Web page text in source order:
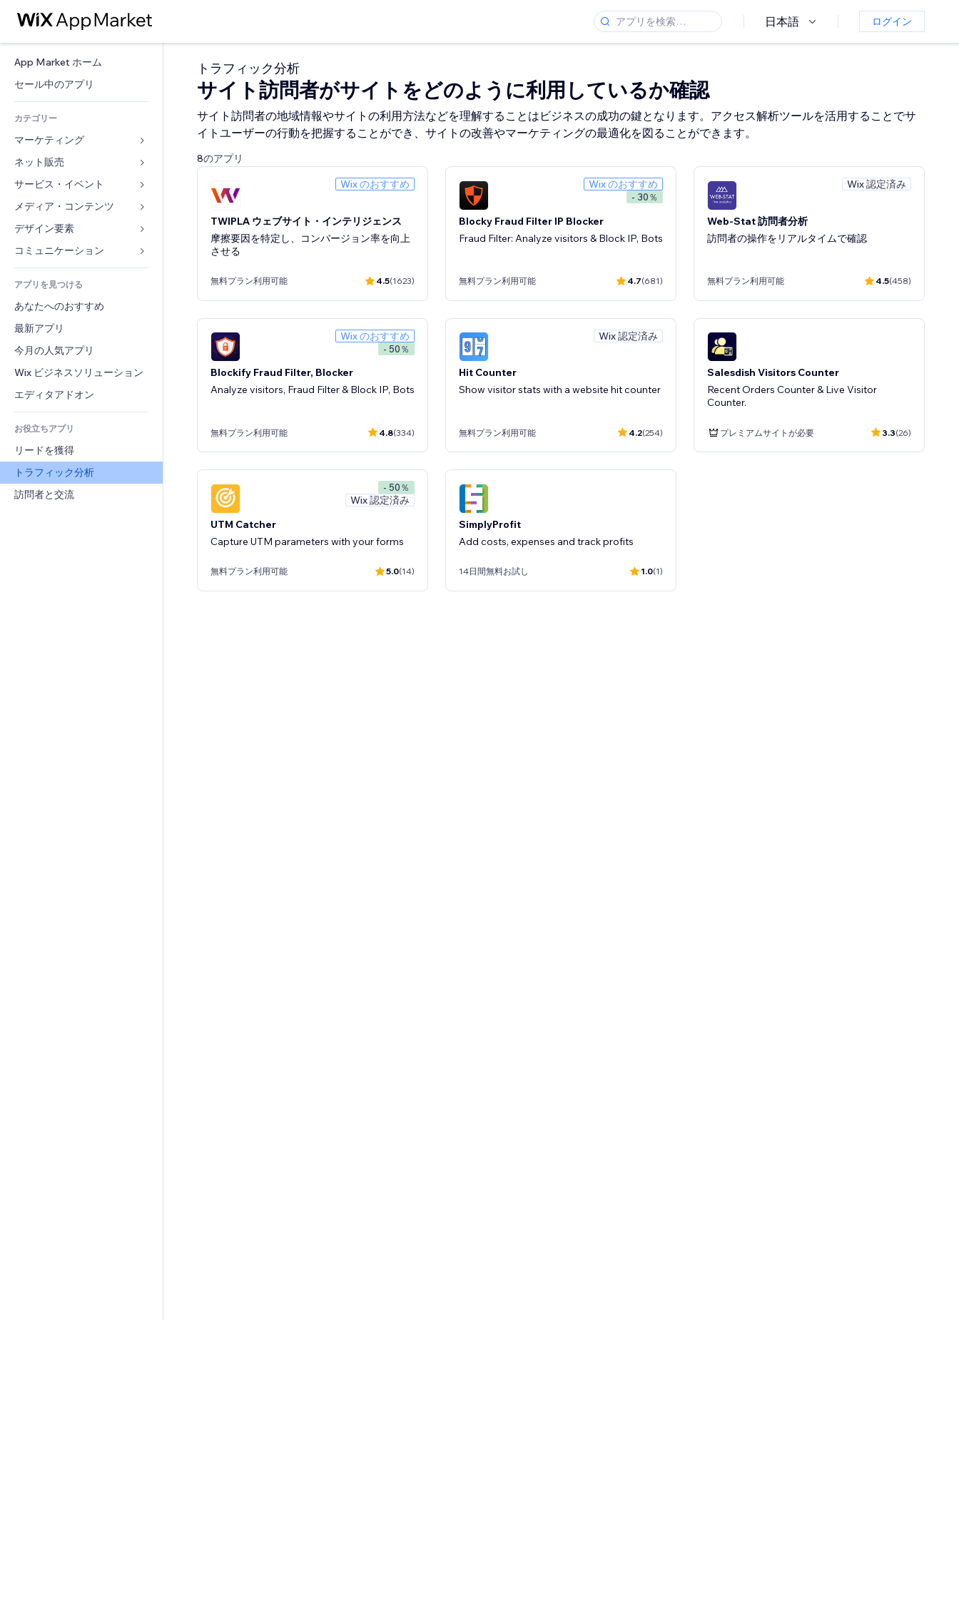
日本語 ログイン
App Market ホーム
セール中のアプリ
カテゴリー
マーケティング
広告
モバイル
アクセス解析
リスティング広告
メール
コンバージョン
ネット販売
ストア用アプリ
発送・配達
販売ボタン
会計
クーポン・特典
倉庫管理ソリューション
ドロップシッピング
食品・飲料
サービス・イベント
ホテル
イベント
レストラン
不動産
ブッキング
メディア・コンテンツ
ギャラリー
音楽
ポッドキャスト
写真
動画
PDF
ファイル共有
ニュース
デザイン要素
マップ・ナビ
プライバシー・セキュリティ
時計
ページテンプレート
画像効果
ボタン・メニュー
バナー・バッジ
電卓
検索
天気
チャート・テーブル
フォーム
ブログ
投票
チャット
コメント
電話
コミュニティィ
レビュー・お客さまの声
CRM
アプリを見つける
あなたへのおすすめ
最新アプリ
今月の人気アプリ
Wix ビジネスソリューション
エディタアドオン
お役立ちアプリ
リードを獲得
トラフィック分析
訪問者と交流
トラフィック分析
サイト訪問者がサイトをどのように利用しているか確認
サイト訪問者の地域情報やサイトの利用方法などを理解することはビジネスの成功の鍵となります。アクセス解析ツールを活用することでサ
イトユーザーの行動を把握することができ、サイトの改善やマーケティングの最適化を図ることができます。
8のアプリ
Wix のおすすめ
TWIPLA ウェブサイト・インテリジェンス
摩擦要因を特定し、コンバージョン率を向上
させる
無料プラン利用可能 4.5(1623)
Wix のおすすめ
- 30％
Blocky Fraud Filter IP Blocker
Fraud Filter: Analyze visitors & Block IP, Bots
無料プラン利用可能 4.7(681)
Wix 認定済み
Web-Stat 訪問者分析
訪問者の操作をリアルタイムで確認
無料プラン利用可能 4.5(458)
Wix のおすすめ
- 50％
Blockify Fraud Filter, Blocker
Analyze visitors, Fraud Filter & Block IP, Bots
無料プラン利用可能 4.8(334)
Wix 認定済み
Hit Counter
Show visitor stats with a website hit counter
無料プラン利用可能 4.2(254)
Salesdish Visitors Counter
Recent Orders Counter & Live Visitor
Counter.
プレミアムサイトが必要 3.3(26)
- 50％
Wix 認定済み
UTM Catcher
Capture UTM parameters with your forms
無料プラン利用可能 5.0(14)
SimplyProfit
Add costs, expenses and track profits
14日間無料お試し 1.0(1)